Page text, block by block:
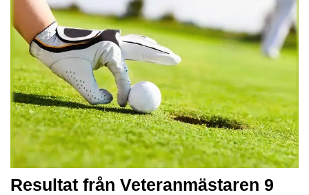
Resultat från Veteranmästaren 9